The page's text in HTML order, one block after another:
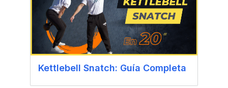
Kettlebell Snatch: Guía Completa